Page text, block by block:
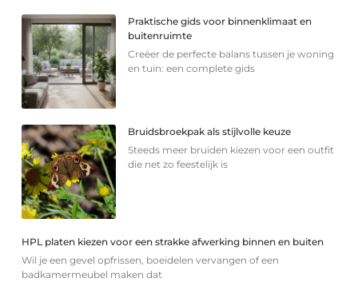
Praktische gids voor binnenklimaat en
buitenruimte
Creëer de perfecte balans tussen je woning
en tuin: een complete gids
Bruidsbroekpak als stijlvolle keuze
Steeds meer bruiden kiezen voor een outfit
die net zo feestelijk is
HPL platen kiezen voor een strakke afwerking binnen en buiten
Wil je een gevel opfrissen, boeidelen vervangen of een
badkamermeubel maken dat